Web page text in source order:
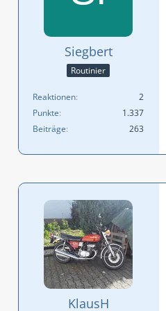
Siegbert
Routinier
Reaktionen
2
Punkte
1.337
Beiträge
263
KlausH